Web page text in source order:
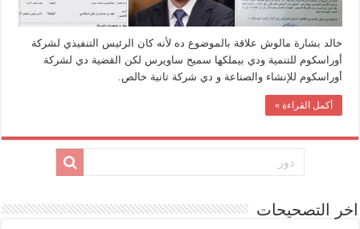
خالد بشارة مالوش علاقة بالموضوع ده لأنه كان الرئيس التنفيذي لشركة
أوراسكوم للتنمية ودي بيملكها سميح ساويرس لكن القضية دي لشركة
أوراسكوم للإنشاء والصناعة و دي شركة تانية خالص.
أكمل القراءة »
اخر التصحيحات